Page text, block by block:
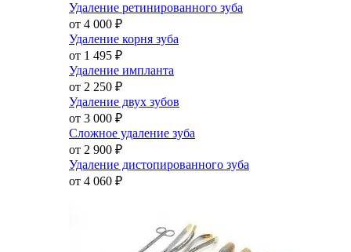
Удаление ретинированного зуба
от 4 000 ₽
Удаление корня зуба
от 1 495 ₽
Удаление импланта
от 2 250 ₽
Удаление двух зубов
от 3 000 ₽
Сложное удаление зуба
от 2 900 ₽
Удаление дистопированного зуба
от 4 060 ₽